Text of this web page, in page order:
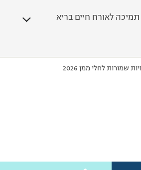
לאורח חיים בריא
שמורות לחלי ממן 2026